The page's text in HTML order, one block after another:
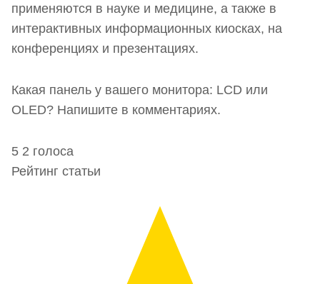
применяются в науке и медицине, а также в
интерактивных информационных киосках, на
конференциях и презентациях.
Какая панель у вашего монитора: LCD или
OLED? Напишите в комментариях.
5 2 голоса
Рейтинг статьи